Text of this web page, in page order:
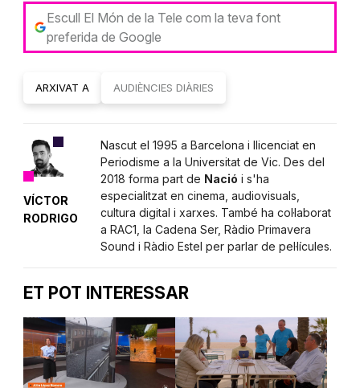
Escull El Món de la Tele com la teva font
preferida de Google
ARXIVAT A AUDIÈNCIES DIÀRIES
VÍCTOR
RODRIGO
Nascut el 1995 a Barcelona i llicenciat en
Periodisme a la Universitat de Vic. Des del
2018 forma part de Nació i s'ha
especialitzat en cinema, audiovisuals,
cultura digital i xarxes. També ha col·laborat
a RAC1, la Cadena Ser, Ràdio Primavera
Sound i Ràdio Estel per parlar de pel·lícules.
ET POT INTERESSAR